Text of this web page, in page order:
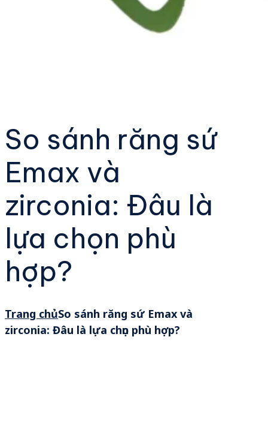
So sánh răng sứ
Emax và
zirconia: Đâu là
lựa chọn phù
hợp?
Trang chủSo sánh răng sứ Emax và
zirconia: Đâu là lựa chọn phù hợp?